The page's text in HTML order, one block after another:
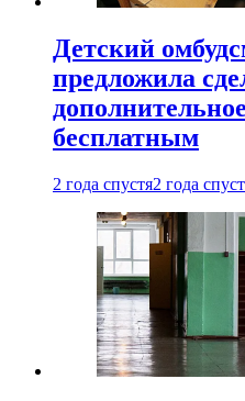
Детский
предложила
бесплатным
2 года спустя2 года